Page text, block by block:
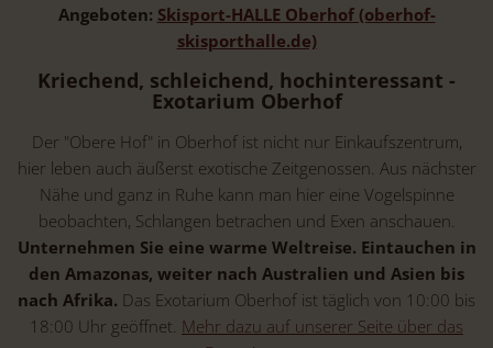
Angeboten: Skisport-HALLE Oberhof (oberhof-
skisporthalle.de)
Kriechend, schleichend, hochinteressant -
Exotarium Oberhof
Der "Obere Hof" in Oberhof ist nicht nur Einkaufszentrum,
hier leben auch äußerst exotische Zeitgenossen. Aus nächster
Nähe und ganz in Ruhe kann man hier eine Vogelspinne
beobachten, Schlangen betrachen und Exen anschauen.
Unternehmen Sie eine warme Weltreise. Eintauchen in
den Amazonas, weiter nach Australien und Asien bis
nach Afrika. Das Exotarium Oberhof ist täglich von 10:00 bis
18:00 Uhr geöffnet. Mehr dazu auf unserer Seite über das